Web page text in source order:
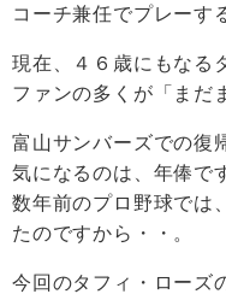
コーチ兼任でプレーす
現在、４６歳にもなる
ファンの多くが「まだ
富山サンバーズでの復
気になるのは、年俸で
数年前のプロ野球では
たのですから・・。
今回のタフィ・ローズ